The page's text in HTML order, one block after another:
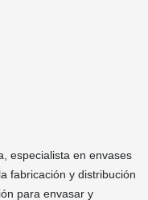
especialista en envases
fabricación y distribución
para envasar y